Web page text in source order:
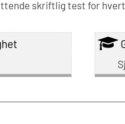
skriftlig test for